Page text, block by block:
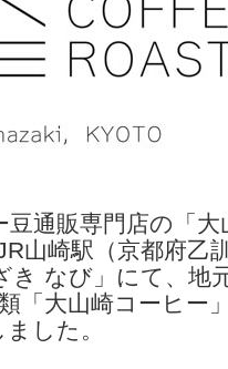
通販専門店の「大
山崎駅（京都府乙
き なび」にて、地
「大山崎コーヒー
した。